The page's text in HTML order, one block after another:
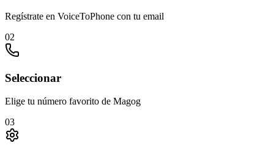
Regístrate en VoiceToPhone con tu email
02
Seleccionar
Elige tu número favorito de Magog
03